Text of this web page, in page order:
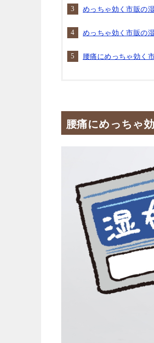
めっちゃ効く市販の
めっちゃ効く市販の
腰痛にめっちゃ効く
腰痛にめっちゃ